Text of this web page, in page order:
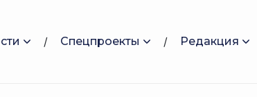
Спецпроекты Редакция